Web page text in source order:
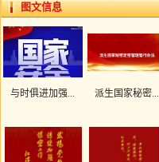
图文信息
与时俱进加强... 派生国家秘密...